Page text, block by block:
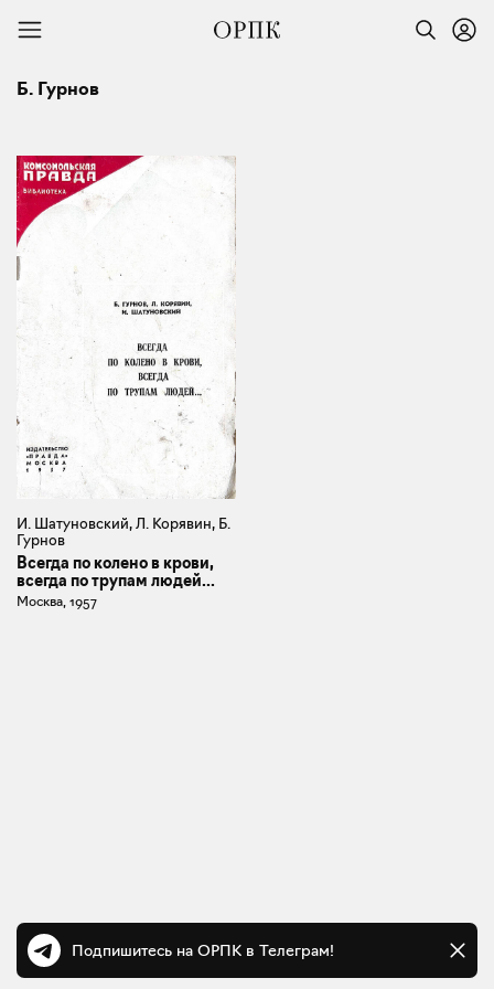
Б. Гурнов
И. Шатуновский, Л. Корявин, Б.
Гурнов
Всегда по колено в крови,
всегда по трупам людей...
Москва, 1957
Подпишитесь на ОРПК в Телеграм!